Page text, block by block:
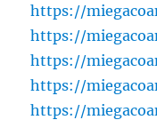
https://
https://
https://
https://
https://